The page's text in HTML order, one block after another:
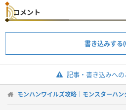
コメント
書き込みする
記事・書き込みへ
モンハンワイルズ攻略｜モンスターハ